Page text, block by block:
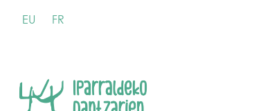
EU FR